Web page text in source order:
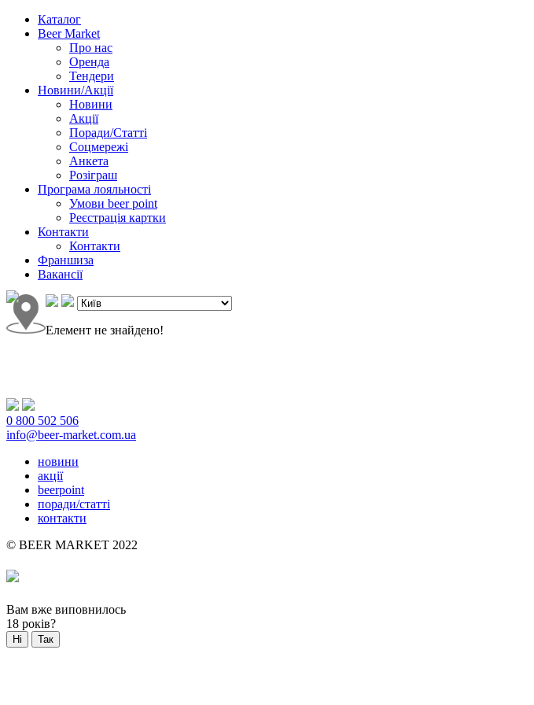
Каталог
Beer Market
Про нас
Оренда
Тендери
Новини/Акції
Новини
Акції
Поради/Статті
Соцмережі
Анкета
Розіграш
Програма лояльності
Умови beer point
Реєстрація картки
Контакти
Контакти
Франшиза
Вакансії
Елемент не знайдено!
0 800 502 506
info@beer-market.com.ua
новини
акції
beerpoint
поради/статті
контакти
© BEER MARKET 2022
Вам вже виповнилось
18 років?
Ні Так